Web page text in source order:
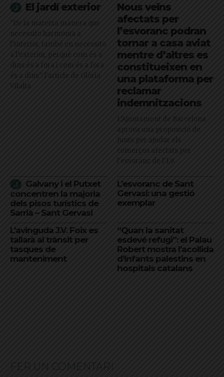
El jardí exterior
"De la mateixa manera que
necessito harmonia a
l’interior, també en necessito
a l’exterior, perquè com és a
dins és a fora i com és a fora
és a dins": l'article de Glòria
Vilalta
Nous veïns
afectats per
l’esvoranc podran
tornar a casa aviat
mentre d’altres es
constitueixen en
una plataforma per
reclamar
indemnitzacions
L’Ajuntament de Barcelona
aprova una proposició de
Junts per ajudar els
comerços afectats per
l'esvoranc de l'L9
Galvany i el Putxet
concentren la majoria
dels pisos turístics de
Sarrià – Sant Gervasi
L’esvoranc de Sant
Gervasi: una gestió
exemplar
L’avinguda J.V. Foix es
tallarà al trànsit per
tasques de
manteniment
“Quan la sanitat
esdevé refugi”: el Palau
Robert mostra l’acollida
d’infants palestins en
hospitals catalans
FER UN COMENTARI